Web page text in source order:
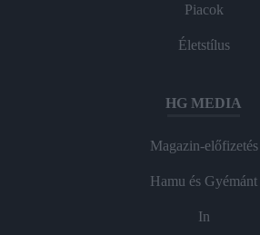
Piacok
Életstílus
HG MEDIA
Magazin-előfizetés
Hamu és Gyémánt
In